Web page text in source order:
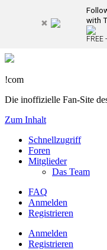
with
FREE
!com
Die inoffizielle Fan-Site
Zum Inhalt
Schnellzugriff
Foren
Mitglieder
Das Team
FAQ
Anmelden
Registrieren
Anmelden
Registrieren